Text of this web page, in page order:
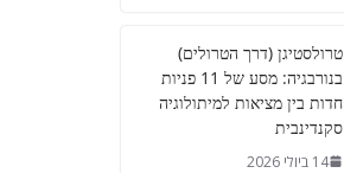
טרולסטיגן (דרך הטרולים)
בנורבגיה: מסע של 11 פניות
חדות בין מציאות למיתולוגיה
סקנדינבית
14 ביולי 2026